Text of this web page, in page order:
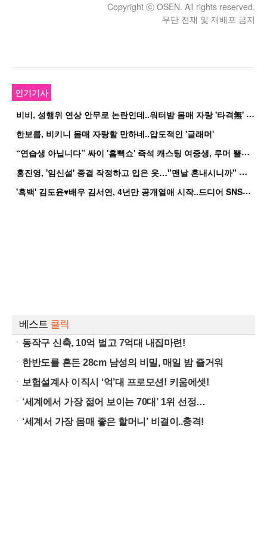
Copyright ⓒ OSEN. All rights reserved.
무단 전재 및 재배포 금지
인기기사
비
비, 성행위 연상 안무로 논란인데..워터밤 몸매 자랑 '타격無' 근황
한보름, 비키니 몸매 자랑할 만하네..압도적인 '글래머'
“
연습생 아닙니다” 싸이 '흠뻑쇼' 즉석 캐스팅 여중생, 루머 뿔났다[Oh!쎈 이...
홍
진영, '임신설' 종결 작정하고 입은 옷…"맨날 혼내시니까" 억울
'
흑백' 김도윤♥배우 김서연, 4년만 공개열애 시작..드디어 SNS에 노출 [핫피...